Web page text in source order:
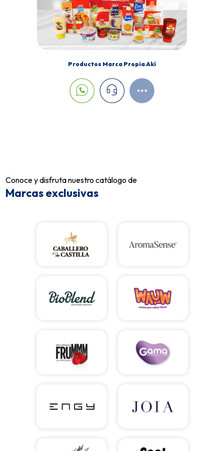
Productos Marca Propia Akí
Conoce y disfruta nuestro catálogo de
Marcas exclusivas